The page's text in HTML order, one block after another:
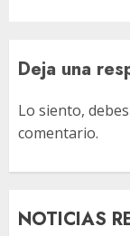
Deja una
Lo siento,
comentario.
NOTICIAS